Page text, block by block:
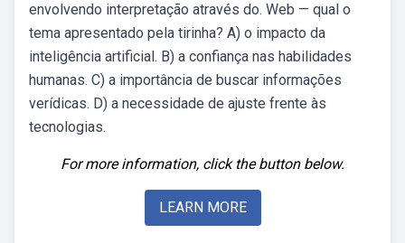
envolvendo interpretação através do. Web — qual o
tema apresentado pela tirinha? A) o impacto da
inteligência artificial. B) a confiança nas habilidades
humanas. C) a importância de buscar informações
verídicas. D) a necessidade de ajuste frente às
tecnologias.
For more information, click the button below.
LEARN MORE